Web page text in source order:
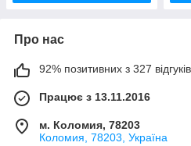
Про нас
92% позитивних з 327
Працює з 13.11.2016
м. Коломия, 78203
Коломия, 78203, Україна